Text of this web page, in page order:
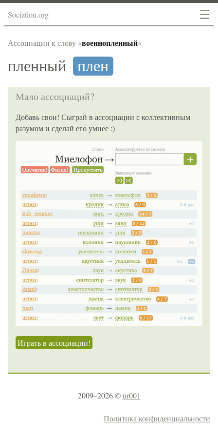
☰
Sociation.org
Ассоциации к слову «военнопленный»
пленный плен
Мало ассоциаций?
Добавь свои! Сыграй в ассоциации с коллективным
разумом и сделай его умнее :)
Играть в ассоциации!
2009–2026 ©ur001
Политика конфиденциальности